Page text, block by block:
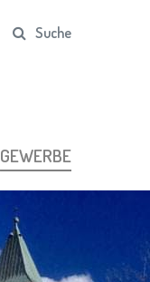
Suche
GEWERBE